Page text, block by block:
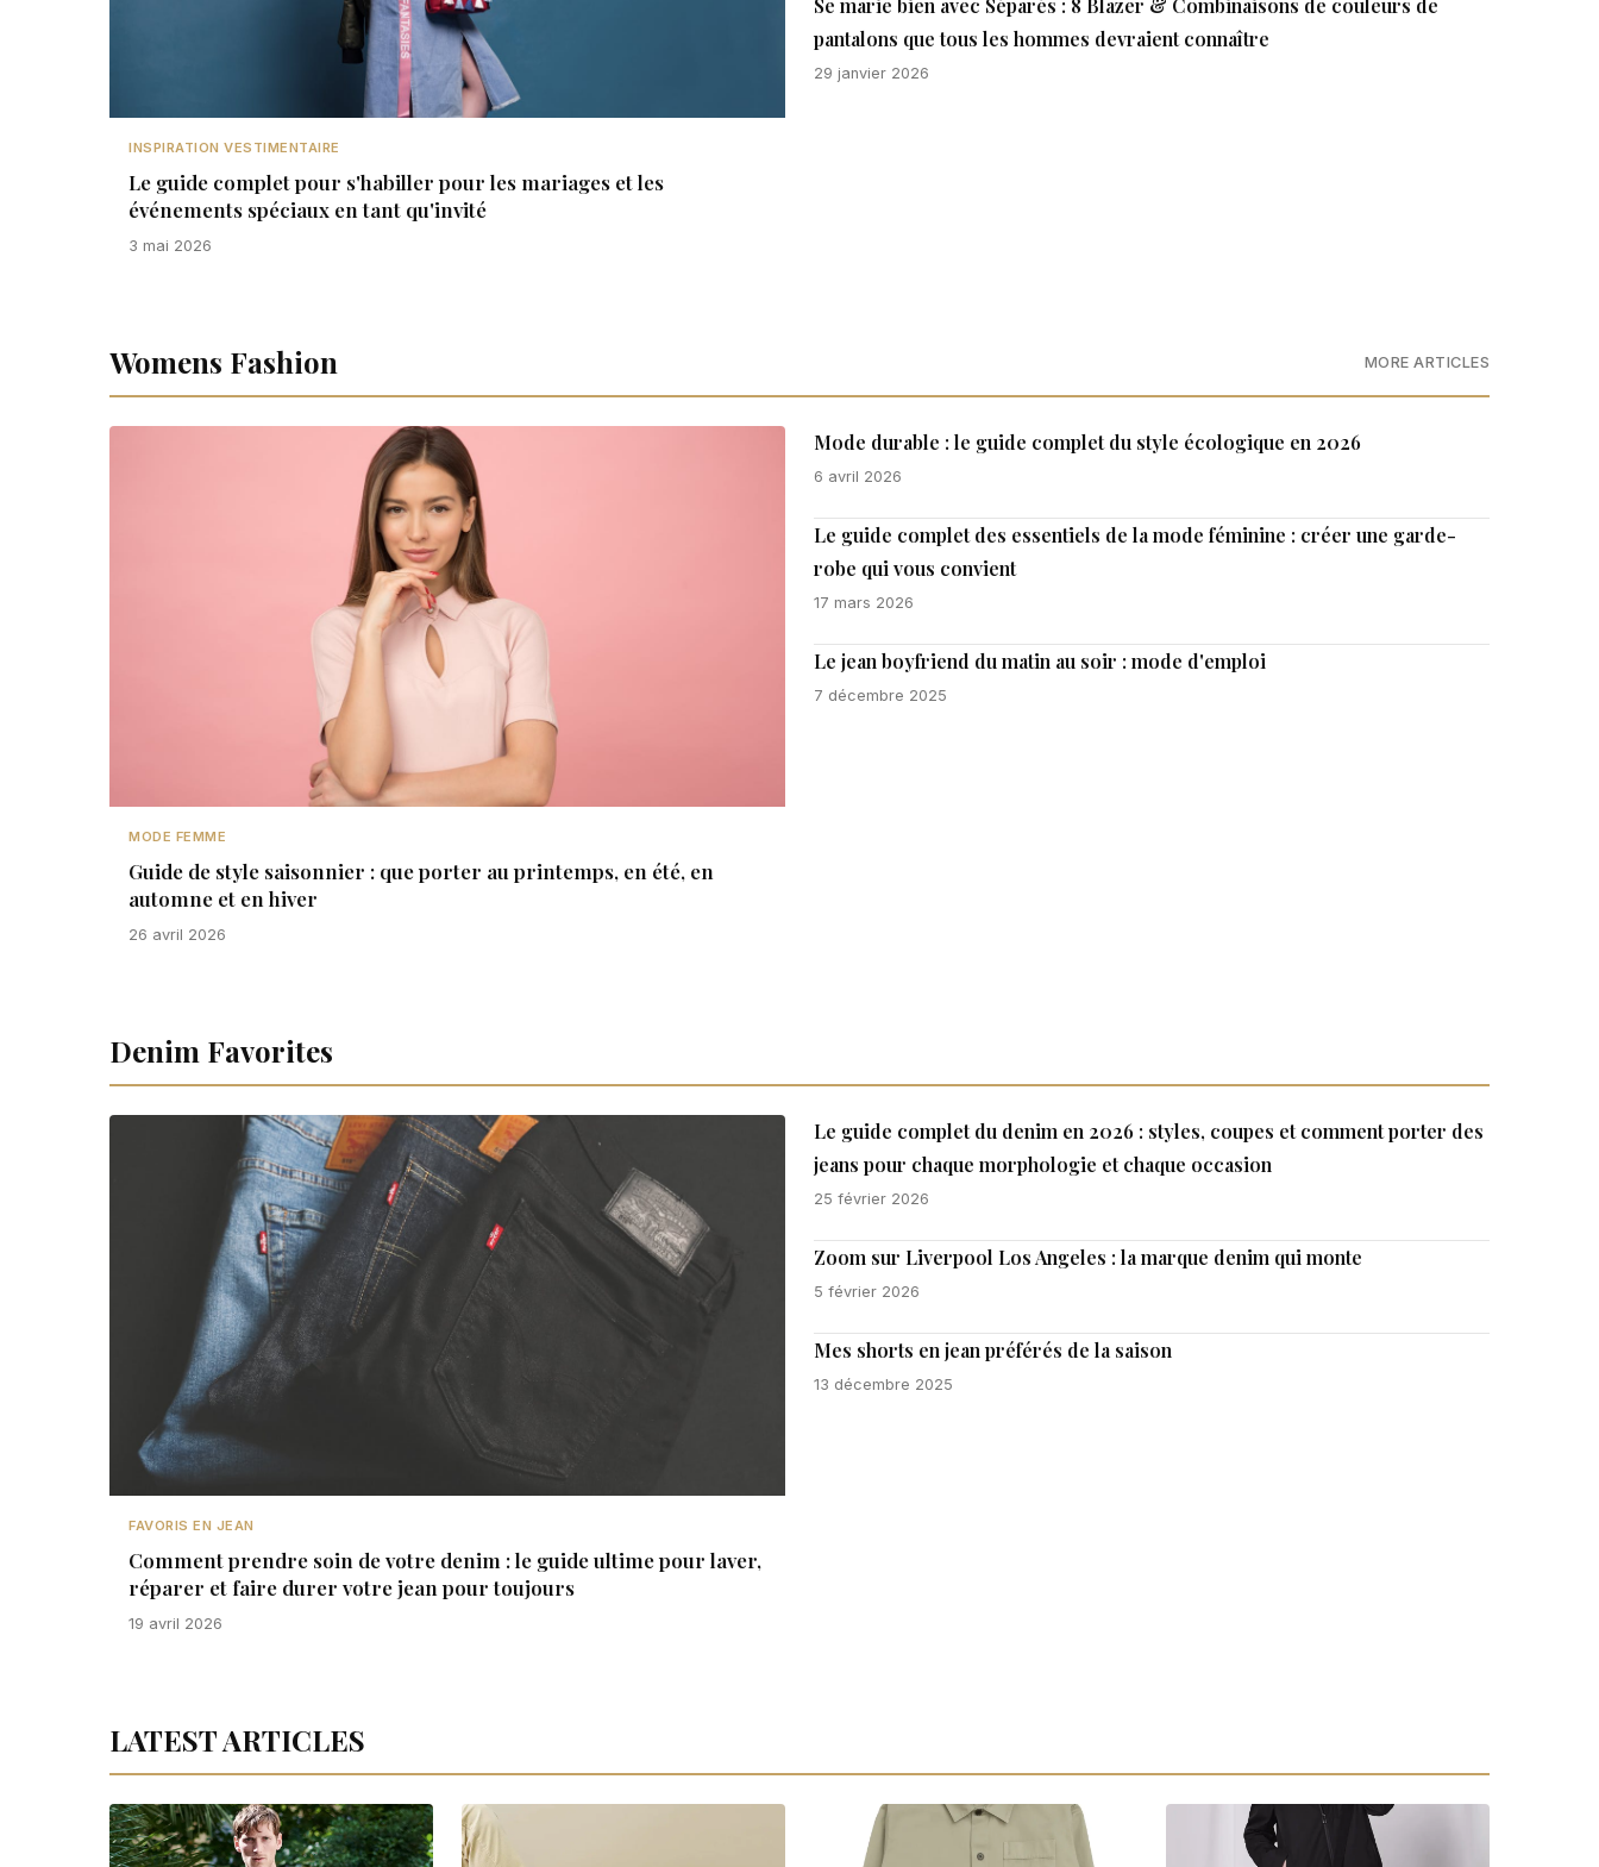
INSPIRATION VESTIMENTAIRE
Le guide complet pour s'habiller pour les mariages et les
événements spéciaux en tant qu'invité
3 mai 2026
Se marie bien avec Séparés : 8 Blazer & Combinaisons de couleurs de
pantalons que tous les hommes devraient connaître
29 janvier 2026
Womens Fashion MORE ARTICLES
MODE FEMME
Guide de style saisonnier : que porter au printemps, en été, en
automne et en hiver
26 avril 2026
Mode durable : le guide complet du style écologique en 2026
6 avril 2026
Le guide complet des essentiels de la mode féminine : créer une garde-
robe qui vous convient
17 mars 2026
Le jean boyfriend du matin au soir : mode d'emploi
7 décembre 2025
Denim Favorites
FAVORIS EN JEAN
Comment prendre soin de votre denim : le guide ultime pour laver,
réparer et faire durer votre jean pour toujours
19 avril 2026
Le guide complet du denim en 2026 : styles, coupes et comment porter des
jeans pour chaque morphologie et chaque occasion
25 février 2026
Zoom sur Liverpool Los Angeles : la marque denim qui monte
5 février 2026
Mes shorts en jean préférés de la saison
13 décembre 2025
LATEST ARTICLES